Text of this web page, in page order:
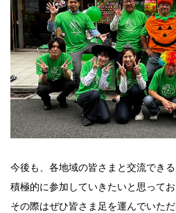
今後も、各地域の皆さまと交流でき
積極的に参加していきたいと思って
その際はぜひ皆さま足を運んでいた